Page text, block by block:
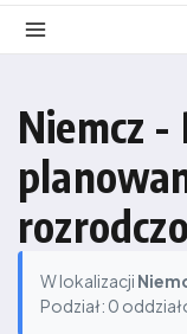
Niemcz -
W lokalizacji
Podział: 0